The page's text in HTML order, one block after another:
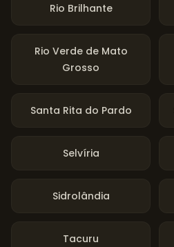
Rio Brilhante
Rio Verde de Mato
Grosso
Santa Rita do Pardo
Selvíria
Sidrolândia
Tacuru